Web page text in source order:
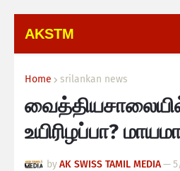
AKSTM
Home srilankan news
வைத்தியசாலையில்
உயிரிழப்பா?
byAK SWISS TAMIL MEDIA—